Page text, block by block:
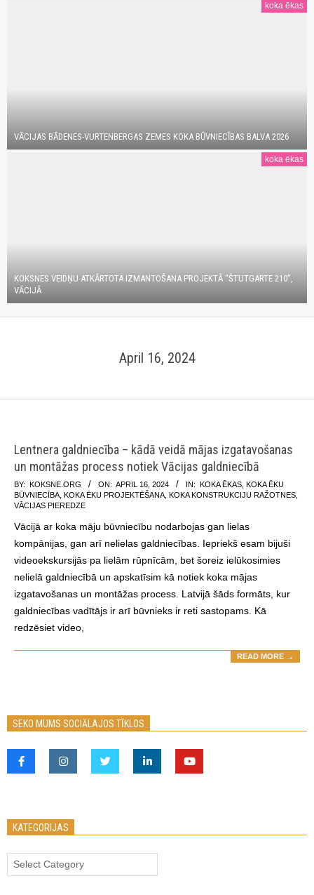
koka ēkas
VĀCIJAS BĀDENES-VURTENBERGAS ZEMES KOKA BŪVNIECĪBAS BALVA 2026
koka ēkas
KOKSNES VEIDŅU ATKĀRTOTA IZMANTOŠANA PROJEKTĀ “ŠTUTGARTE 210”,
VĀCIJĀ
April 16, 2024
Lentnera galdniecība – kādā veidā mājas izgatavošanas
un montāžas process notiek Vācijas galdniecībā
2024-
04-
BY: KOKSNE.ORG ON: APRIL 16, 2024 IN: KOKA ĒKAS
KOKA ĒKU
BŪVNIECĪBA
KOKA ĒKU PROJEKTĒŠANA KOKA KONSTRUKCIJU RAŽOTNES
VĀCIJAS PIEREDZE
Vācijā ar koka māju būvniecību nodarbojas gan lielas
kompānijas, gan arī nelielas galdniecības. Iepriekš esam bijuši
videoekskursijās pa lielām rūpnīcām, bet šoreiz ielūkosimies
nelielā galdniecībā un apskatīsim kā notiek koka mājas
izgatavošanas un montāžas process. Latvijā šāds formāts, kur
galdniecības vadītājs ir arī būvnieks ir reti sastopams. Kā
redzēsiet video,
READ MORE →
SEKO MUMS SOCIĀLAJOS TĪKLOS
KATEGORIJAS
Kategorijas